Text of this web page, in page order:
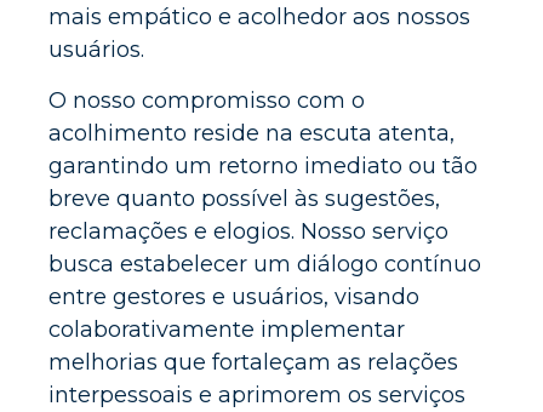
mais empático e acolhedor aos nossos
usuários.
O nosso compromisso com o
acolhimento reside na escuta atenta,
garantindo um retorno imediato ou tão
breve quanto possível às sugestões,
reclamações e elogios. Nosso serviço
busca estabelecer um diálogo contínuo
entre gestores e usuários, visando
colaborativamente implementar
melhorias que fortaleçam as relações
interpessoais e aprimorem os serviços